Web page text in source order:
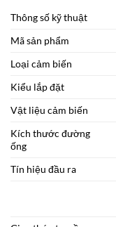
Thông số kỹ thuật
Mã sản phẩm
Loại cảm biến
Kiểu lắp đặt
Vật liệu cảm biến
Kích thước đường
ống
Tín hiệu đầu ra